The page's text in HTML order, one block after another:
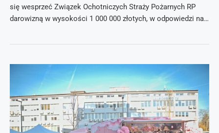
się wesprzeć Związek Ochotniczych Straży Pożarnych RP
darowizną w wysokości 1 000 000 złotych, w odpowiedzi na…